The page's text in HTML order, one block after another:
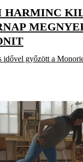
HARMINC
idővel győzött a